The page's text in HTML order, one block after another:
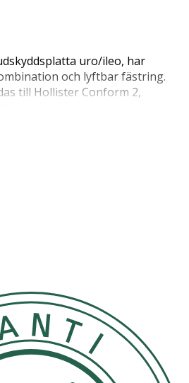
uro/ileo, har
och lyftbar fästring.
till Hollister Conform 2,